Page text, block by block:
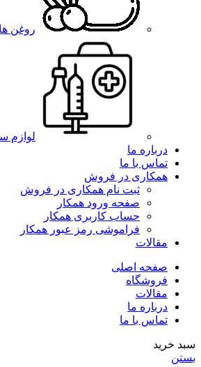
روغن ها
لوازم
درباره ما
تماس با ما
همکاری در فروش
ثبت نام همکاری در فروش
صفحه ورود همکار
حساب کاربری همکار
فراموشی رمز عبور همکار
مقالات
صفحه اصلی
فروشگاه
مقالات
درباره ما
تماس با ما
سبد خرید
بستن